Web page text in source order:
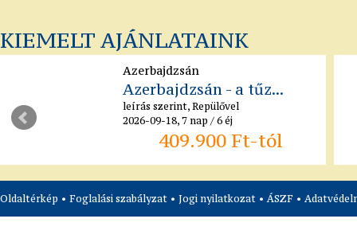
KIEMELT AJÁNLATAINK
Azerbajdzsán
Azerbajdzsán - a tűz...
leírás szerint, Repülővel
2026-09-18, 7 nap / 6 éj
409.900 Ft-tól
Oldaltérkép • Foglalási szabályzat • Jogi nyilatkozat • ÁSZF •